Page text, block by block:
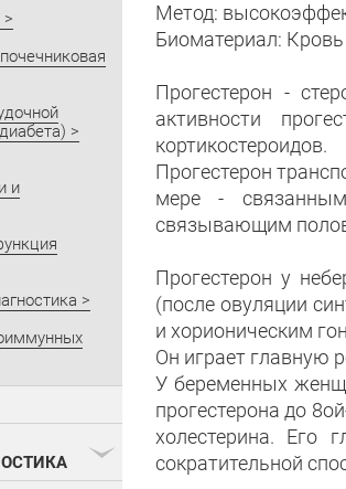
и
Метод:
Биоматериал:
Прогестерон -
активности
кортикостероидов.
Прогестерон
мере -
связывающим
Прогестерон у
(после овуляции
и хорионическим
Он играет главную
У беременных
прогестерона до
холестерина. Его
сократительной